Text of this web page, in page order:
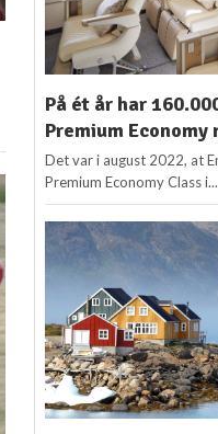
På ét år har
Premium Economy
Det var i august 2022, at
Premium Economy Class i...